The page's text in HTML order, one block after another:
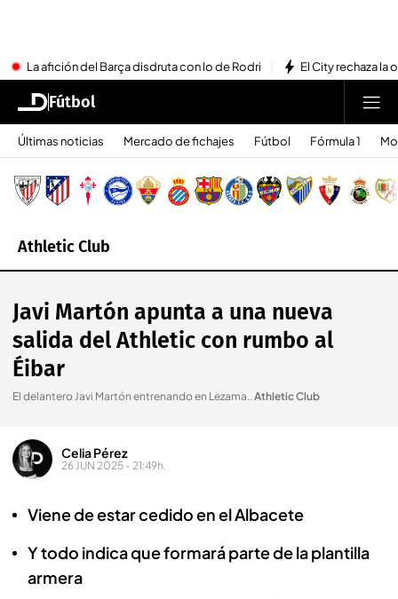
La afición del Barça disdruta con lo de Rodri El City rechaza la
Fútbol
Últimas noticias Mercado de fichajes Fútbol Fórmula 1
Athletic Club
Javi Martón apunta a una nueva
salida del Athletic con rumbo al
Éibar
El delantero Javi Martón entrenando en Lezama..Athletic Club
Celia Pérez
26 JUN 2025 - 21:49h.
Viene de estar cedido en el Albacete
Y todo indica que formará parte de la plantilla
armera